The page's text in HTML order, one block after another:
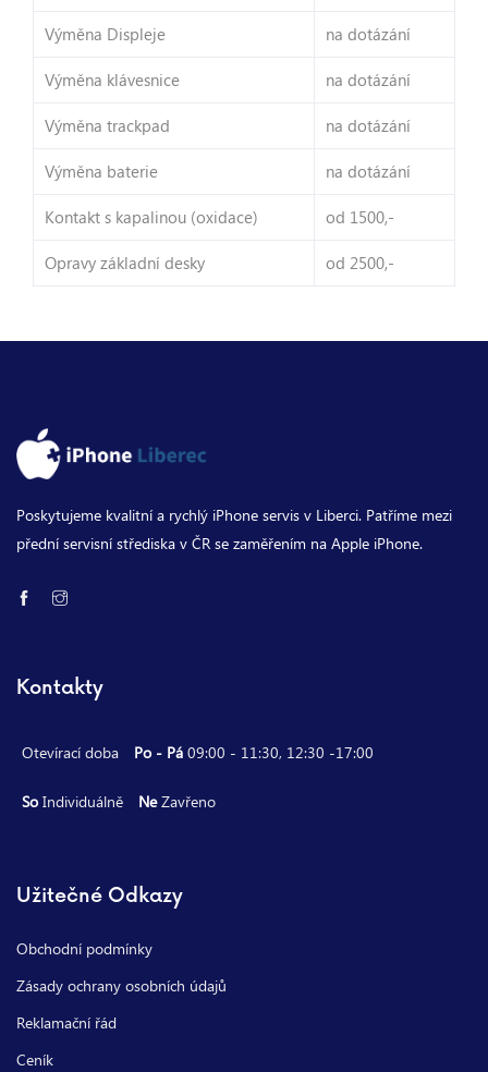
Výměna Displeje na dotázání
Výměna klávesnice na dotázání
Výměna trackpad na dotázání
Výměna baterie na dotázání
Kontakt s kapalinou (oxidace) od 1500,-
Opravy základní desky od 2500,-
Poskytujeme kvalitní a rychlý iPhone servis v Liberci. Patříme mezi
přední servisní střediska v ČR se zaměřením na Apple iPhone.
Kontakty
Otevírací doba Po - Pá 09:00 - 11:30, 12:30 -17:00
So Individuálně NeZavřeno
Užitečné Odkazy
Obchodní podmínky
Zásady ochrany osobních údajů
Reklamační řád
Ceník